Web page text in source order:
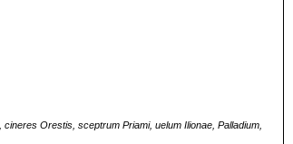
Orestis, sceptrum Priami, uelum Ilionae, Palladium,